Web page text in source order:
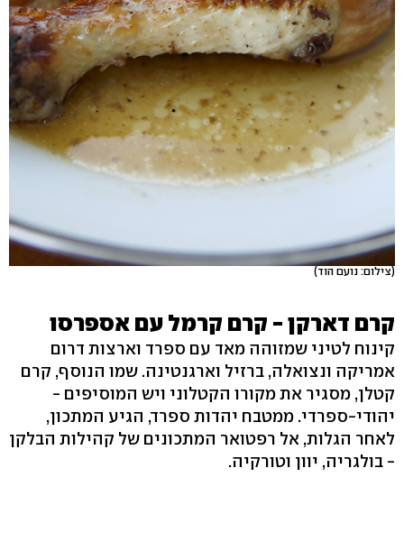
(צילום: נועם הוד)
קרם דארקן - קרם קרמל עם אספרסו
קינוח לטיני שמזוהה מאד עם ספרד וארצות דרום
אמריקה ונצואלה, ברזיל וארגנטינה. שמו הנוסף, קרם
קטלן, מסגיר את מקורו הקטלוני ויש המוסיפים -
יהודי-ספרדי. ממטבח יהדות ספרד, הגיע המתכון,
לאחר הגלות, אל רפטואר המתכונים של קהילות הבלקן
- בולגריה, יוון וטורקיה.